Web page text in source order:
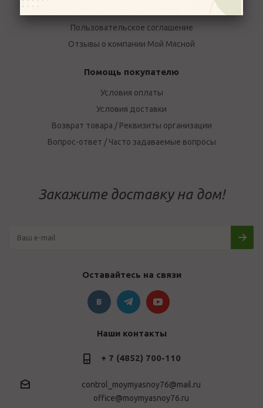
Пользовательское соглашение
Отзывы о компании Мой Мясной
Помощь покупателю
Условия оплаты
Условия доставки
Возврат товара / Реквизиты организации
Вопрос-ответ / Часто задаваемые вопросы
Закажите доставку на дом!
Оставайтесь на связи
Наши контакты
+ 7 (4852) 700-110
control_moymyasnoy76@mail.ru
office@moymyasnoy76.ru